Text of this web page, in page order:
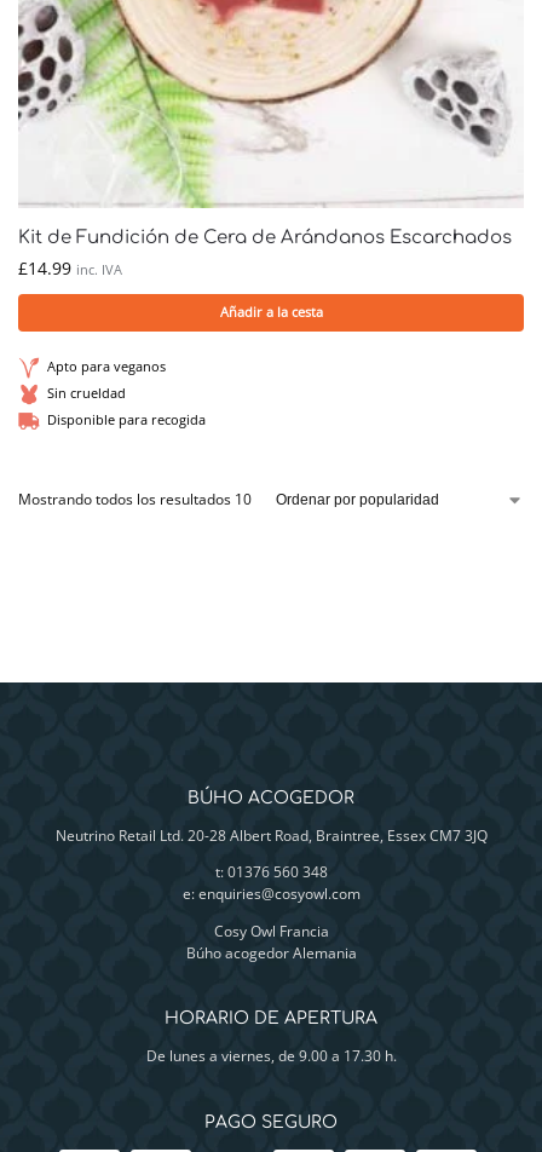
Kit de Fundición de Cera de Arándanos Escarchados
£14.99 inc. IVA
Añadir a la cesta
Apto para veganos
Sin crueldad
Disponible para recogida
Mostrando todos los resultados 10
BÚHO ACOGEDOR
Neutrino Retail Ltd. 20-28 Albert Road, Braintree, Essex CM7 3JQ
t: 01376 560 348
e:enquiries@cosyowl.com
Cosy Owl Francia
Búho acogedor Alemania
HORARIO DE APERTURA
De lunes a viernes, de 9.00 a 17.30 h.
PAGO SEGURO